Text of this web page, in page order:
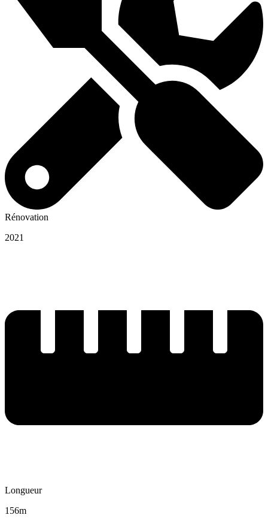
Rénovation
2021
Longueur
156m